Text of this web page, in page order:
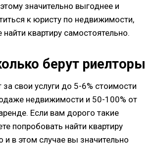
значительно выгоднее и
к юристу по недвижимости,
квартиру самостоятельно.
берут риелторы
свои услуги до 5-6% стоимости
недвижимости и 50-100% от
Если вам дорого такие
попробовать найти квартиру
и в этом случае вы значительно